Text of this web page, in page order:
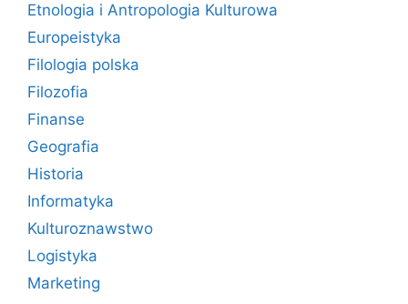
Etnologia i Antropologia Kulturowa
Europeistyka
Filologia polska
Filozofia
Finanse
Geografia
Historia
Informatyka
Kulturoznawstwo
Logistyka
Marketing